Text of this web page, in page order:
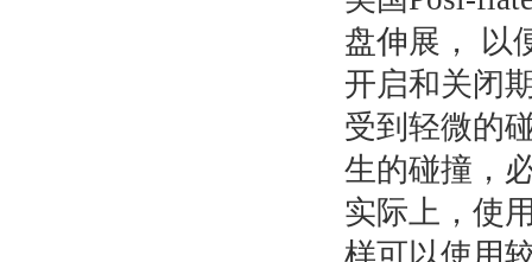
盘伸展， 以
开启和关闭
受到轻微的
生的碰撞，
实际上，使
样可以使用